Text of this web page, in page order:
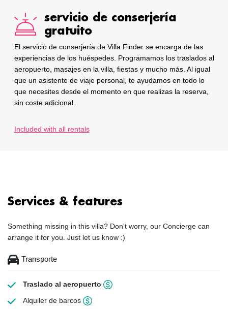
servicio de conserjería
gratuito
El servicio de conserjería de Villa Finder se encarga de las
experiencias de los huéspedes. Programamos los traslados al
aeropuerto, masajes en la villa, fiestas y mucho más. Al igual
que un asistente de viaje personal, te ayudamos en todo lo
que necesites desde el momento en que realizas la reserva,
sin coste adicional.
Included with all rentals
Services & features
Something missing in this villa? Don't worry, our Concierge can
arrange it for you. Just let us know :)
Transporte
Traslado al aeropuerto
Alquiler de barcos